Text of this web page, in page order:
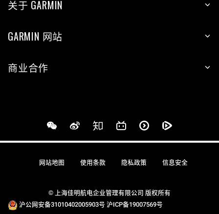
关于 GARMIN
GARMIN 网站
商业合作
© 上海佳明航电企业管理有限公司 版权所有
沪公网安备31010402005903号 沪ICP备19007569号
网站地图 使用条款 隐私政策 信息安全